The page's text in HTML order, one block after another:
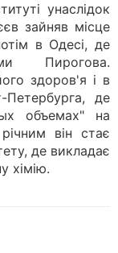
унаслідок
зайняв місце
в Одесі, де
Пирогова.
здоров'я і в
де
объемах" на
він стає
де викладає
хімію.